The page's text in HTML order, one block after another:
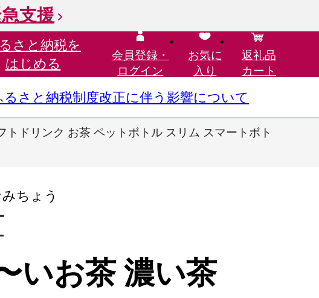
支援
さと納税を
はじめる
会員登録・
ログイン
お気に
入り
返礼品
カート
るさと納税制度改正に伴う影響について
ドリンク お茶 ペットボトル スリム スマートボト
ちょう
いお茶 濃い茶